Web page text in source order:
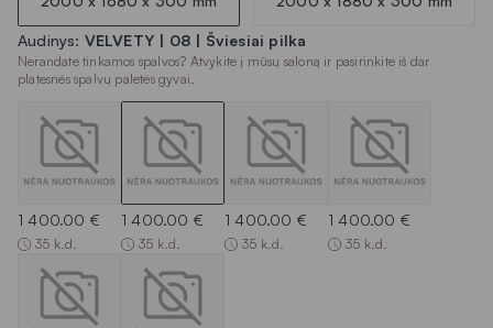
Audinys: VELVETY | 08 | Šviesiai pilka
Nerandate tinkamos spalvos? Atvykite į mūsų saloną ir pasirinkite iš dar
platesnės spalvų paletės gyvai.
1 400.00 €
35 k.d.
1 400.00 €
35 k.d.
1 400.00 €
35 k.d.
1 400.00 €
35 k.d.